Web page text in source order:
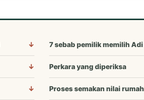
7 sebab pemilik memilih Adi
Perkara yang diperiksa
Proses semakan nilai rumah